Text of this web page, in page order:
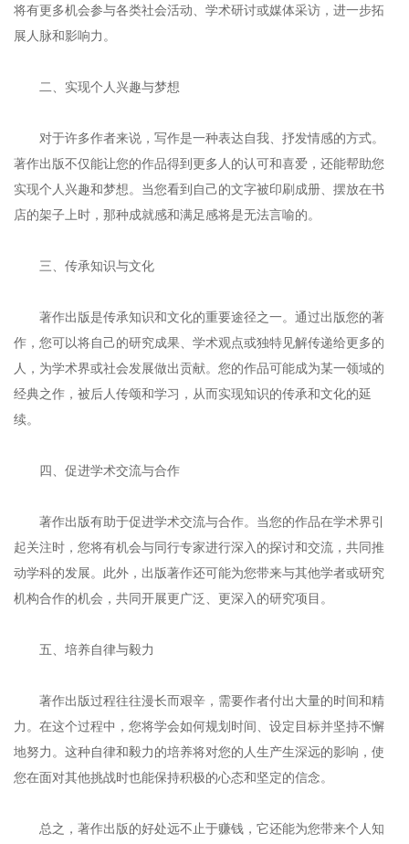
将有更多机会参与各类社会活动、学术研讨或媒体采访，进一步拓
展人脉和影响力。
二、实现个人兴趣与梦想
对于许多作者来说，写作是一种表达自我、抒发情感的方式。
著作出版不仅能让您的作品得到更多人的认可和喜爱，还能帮助您
实现个人兴趣和梦想。当您看到自己的文字被印刷成册、摆放在书
店的架子上时，那种成就感和满足感将是无法言喻的。
三、传承知识与文化
著作出版是传承知识和文化的重要途径之一。通过出版您的著
作，您可以将自己的研究成果、学术观点或独特见解传递给更多的
人，为学术界或社会发展做出贡献。您的作品可能成为某一领域的
经典之作，被后人传颂和学习，从而实现知识的传承和文化的延
续。
四、促进学术交流与合作
著作出版有助于促进学术交流与合作。当您的作品在学术界引
起关注时，您将有机会与同行专家进行深入的探讨和交流，共同推
动学科的发展。此外，出版著作还可能为您带来与其他学者或研究
机构合作的机会，共同开展更广泛、更深入的研究项目。
五、培养自律与毅力
著作出版过程往往漫长而艰辛，需要作者付出大量的时间和精
力。在这个过程中，您将学会如何规划时间、设定目标并坚持不懈
地努力。这种自律和毅力的培养将对您的人生产生深远的影响，使
您在面对其他挑战时也能保持积极的心态和坚定的信念。
总之，著作出版的好处远不止于赚钱，它还能为您带来个人知